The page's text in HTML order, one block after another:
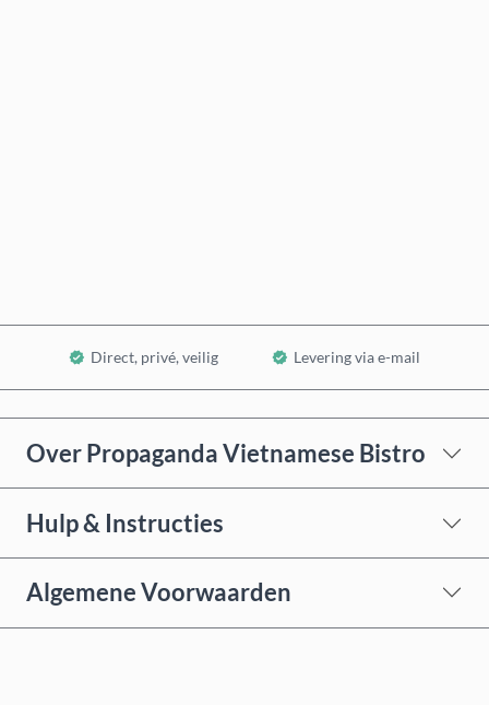
Direct, privé, veilig Levering via e-mail
Over Propaganda Vietnamese Bistro
Hulp & Instructies
Algemene Voorwaarden